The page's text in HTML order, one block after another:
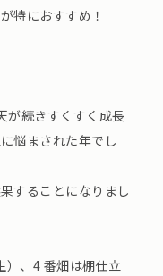
特におすすめ！
が続きすくすく成長
悩まされた年でし
することになりまし
）、4 番畑は棚仕立